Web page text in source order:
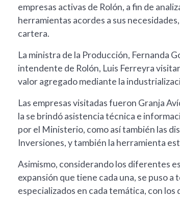
empresas activas de Rolón, a fin de
herramientas acordes a sus
cartera.
La ministra de la Producción, Fernanda
intendente de Rolón, Luis Ferreyra
valor agregado mediante la
Las empresas visitadas fueron Granja
la se brindó asistencia técnica e
por el Ministerio, como así también las
Inversiones, y también la herramienta
Asimismo, considerando los diferentes
expansión que tiene cada una, se puso
especializados en cada temática, con